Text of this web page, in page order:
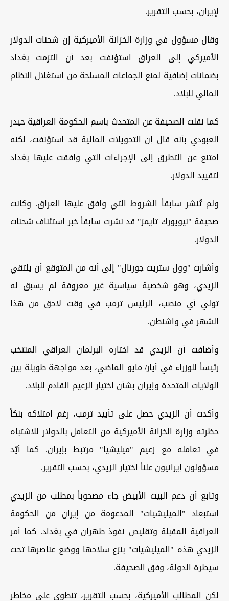
لإيران، بحسب التقرير.
وقال مسؤول في وزارة الخزانة الأميركية إن شحنات الدولار
الأميركي إلى العراق استؤنفت بعد أن التزمت بغداد
بضمانات إضافية لمنع الجماعات المسلحة من استغلال النظام
المالي للبلاد.
كما نقلت الصحيفة عن المتحدث باسم الحكومة العراقية حيدر
العبودي بأنه قال إن التحويلات المالية قد استؤنفت، لكنه
امتنع عن التطرق إلى الإجراءات التي وافقت عليها بغداد
لتقييد الدولار.
ولم تُنشر سابقاً الشروط التي وافق عليها العراق. وكانت
صحيفة "نيويورك تايمز" قد نشرت سابقاً خبر استئناف شحنات
الدولار.
وأشارت "وول ستريت جورنال" إلى أنه من المتوقع أن يلتقي
الزيدي، وهو شخصية سياسية غير معروفة لم يسبق له
تولي أي منصب، الرئيس ترمب في وقت لاحق من هذا
الشهر في واشنطن.
وأضافت أن الزيدي قد اختاره البرلمان العراقي المنتخب
رئيساً للوزراء في أيار/ مايو الماضي، بعد مواجهة طويلة بين
الولايات المتحدة وإيران بشأن اختيار الزعيم القادم للبلاد.
وأكدت أن الزيدي حصل على تأييد ترمب، رغم امتلاكه بنكاً
حظرته وزارة الخزانة الأميركية من التعامل بالدولار للاشتباه
في تعامله مع زعيم "ميليشيا" مرتبط بإيران. كما أيّد
مسؤولون إيرانيون علناً اختيار الزيدي، بحسب التقرير.
وتابع أن دعم البيت الأبيض جاء مصحوباً بمطلب من الزيدي
استبعاد "الميليشيات" المدعومة من إيران من الحكومة
العراقية المقبلة وتقليص نفوذ طهران في بغداد. كما أمر
الزيدي هذه "الميليشيات" بنزع سلاحها ووضع عناصرها تحت
سيطرة الدولة، وفق الصحيفة.
لكن المطالب الأميركية، بحسب التقرير، تنطوي على مخاطر